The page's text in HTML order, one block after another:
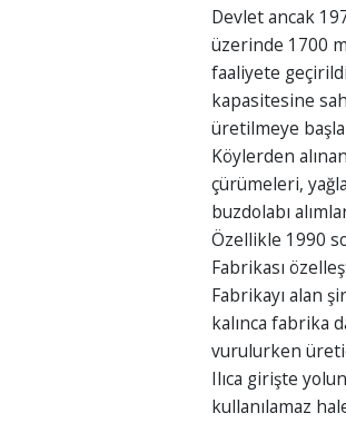
Devlet ancak
üzerinde 1700
faaliyete
kapasitesine
üretilmeye
Köylerden
çürümeleri,
buzdolabı
Özellikle 1990
Fabrikası
Fabrikayı alan
kalınca fabrika
vurulurken
Ilıca girişte
kullanılamaz